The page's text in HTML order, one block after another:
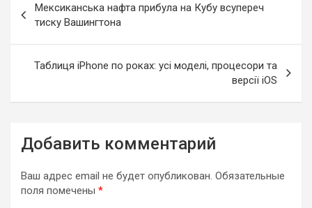
по
записям
Мексиканська нафта прибула на Кубу всупереч
тиску Вашингтона
Таблиця iPhone по роках: усі моделі, процесори та
версії iOS
Добавить комментарий
Ваш адрес email не будет опубликован. Обязательные
поля помечены *